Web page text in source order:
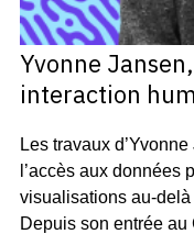
Yvonne
interaction
Les travaux
l’accès aux données
visualisations au-
Depuis son entrée au